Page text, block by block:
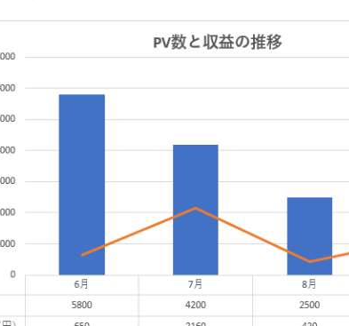
雑記ブログ8,9,10,11ヵ月目の運営報告【ブログ放置期